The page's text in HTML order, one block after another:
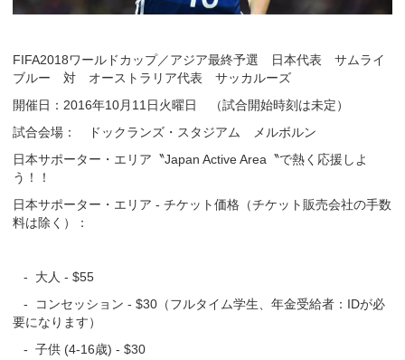
FIFA2018ワールドカップ／アジア最終予選 日本代表 サムライ
ブルー 対 オーストラリア代表 サッカルーズ
開催日：2016年10月11日火曜日 （試合開始時刻は未定）
試合会場： ドックランズ・スタジアム メルボルン
日本サポーター・エリア〝Japan Active Area〝で熱く応援しよ
う！！
日本サポーター・エリア - チケット価格（チケット販売会社の手数
料は除く）：
- 大人 - $55
- コンセッション - $30（フルタイム学生、年金受給者：IDが必
要になります）
- 子供 (4-16歳) - $30